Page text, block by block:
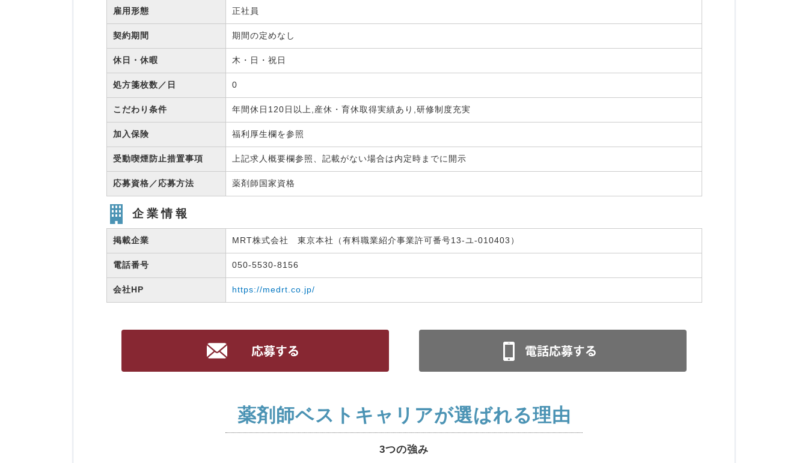
雇用形態 正社員
契約期間 期間の定めなし
休日・休暇 木・日・祝日
処方箋枚数／日 0
こだわり条件 年間休日120日以上,産休・育休取得実績あり,研修制度充実
加入保険 福利厚生欄を参照
受動喫煙防止措置事項 上記求人概要欄参照、記載がない場合は内定時までに開示
応募資格／応募方法 薬剤師国家資格
企業情報
掲載企業 MRT株式会社 東京本社（有料職業紹介事業許可番号13-ユ-010403）
電話番号 050-5530-8156
会社HP https://medrt.co.jp/
薬剤師ベストキャリアが選ばれる理由
3つの強み